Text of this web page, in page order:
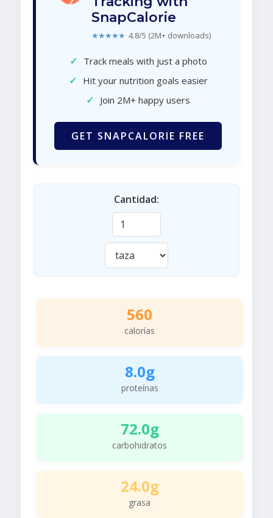
SnapCalorie
★★★★★ 4.8/5 (2M+ downloads)
✓ Track meals with just a photo
✓ Hit your nutrition goals easier
✓ Join 2M+ happy users
GET SNAPCALORIE FREE
Cantidad:
560
calorías
8.0g
proteínas
72.0g
carbohidratos
24.0g
grasa